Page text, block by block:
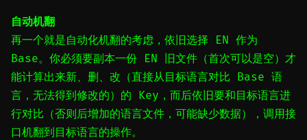
自动机翻
再一个就是自动化机翻的考虑，依旧选择 EN 作为
Base。你必须要副本一份 EN 旧文件（首次可以是空）才
能计算出来新、删、改（直接从目标语言对比 Base 语
言，无法得到修改的）的 Key，而后依旧要和目标语言进
行对比（否则后增加的语言文件，可能缺少数据），调用接
口机翻到目标语言的操作。